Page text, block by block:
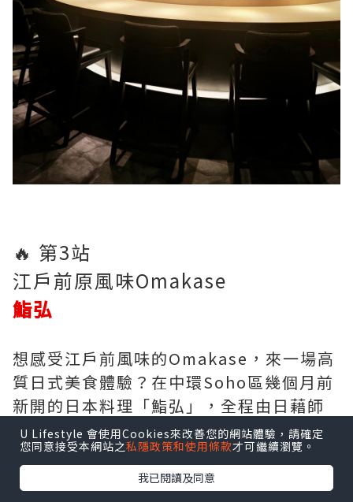
🔥 第3站
江戶前原風味Omakase
鮨弘
想感受江戶前風味的Omakase，來一場高
質日式美食體驗？在中環Soho區幾個月前
新開的日本料理「鮨弘」，全程由日藉師
傅主理。提供當造料理，重視魚生本身的
鮮～令人細味鮮甜原味，實而不華不花
U Lifestyle 會使用Cookies來改善您的網站體驗，請確定
您同意接受本網站之私隱政策和使用條款才可繼續瀏覽。
我已閱讀及同意